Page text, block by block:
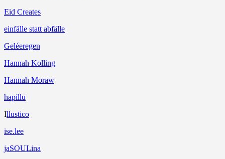
Eid Creates
einfälle statt abfälle
Geléeregen
Hannah Kolling
Hannah Moraw
hapillu
Illustico
ise.lee
jaSOULina